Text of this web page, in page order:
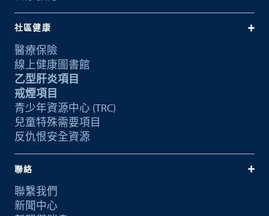
社區健康
醫療保險
線上健康圖書館
乙型肝炎項目
戒煙項目
青少年資源中心 (TRC)
兒童特殊需要項目
反仇恨安全資源
聯絡
聯繫我們
新聞中心